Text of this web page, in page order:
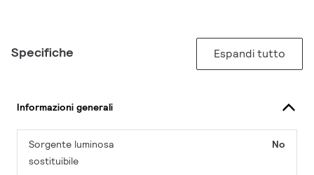
Specifiche Espandi tutto
Informazioni generali
Sorgente luminosa
sostituibile
No